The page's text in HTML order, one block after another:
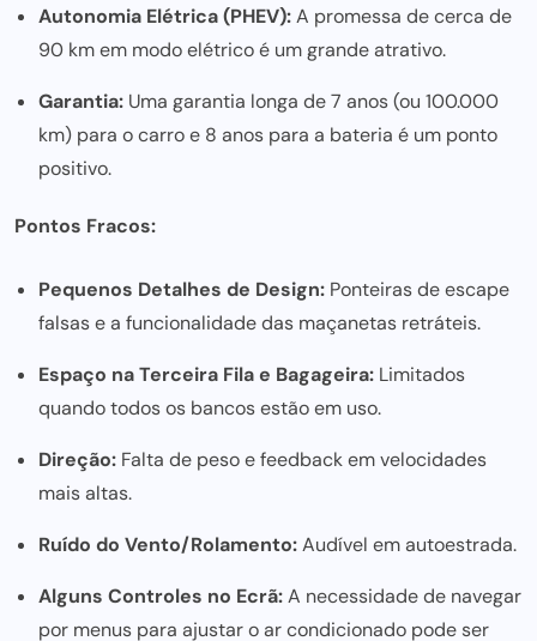
Autonomia Elétrica (PHEV):A promessa de cerca de
90 km em modo elétrico é um grande atrativo.
Garantia: Uma garantia longa de 7 anos (ou 100.000
km) para o carro e 8 anos para a bateria é um ponto
positivo.
Pontos Fracos:
Pequenos Detalhes de Design: Ponteiras de escape
falsas e a funcionalidade das maçanetas retráteis.
Espaço na Terceira Fila e Bagageira: Limitados
quando todos os bancos estão em uso.
Direção: Falta de peso e feedback em velocidades
mais altas.
Ruído do Vento/Rolamento:Audível em autoestrada.
Alguns Controles no Ecrã:A necessidade de navegar
por menus para ajustar o ar condicionado pode ser